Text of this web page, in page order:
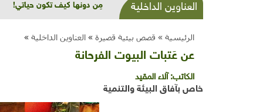
العناوين الداخلية أزمة المياه: المشكلة في سوء
الرئيسية » قصص بيئية قصيرة » العناوين الداخلية »
عن عَتبات البيوت الفرحانة
الكاتب: آلاء المقيد
خاص بآفاق البيئة والتنمية